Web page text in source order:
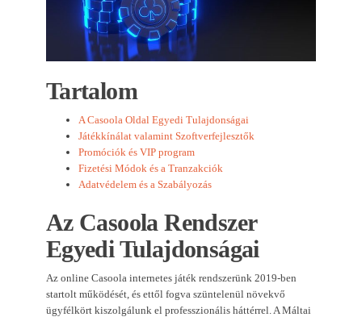
Tartalom
A Casoola Oldal Egyedi Tulajdonságai
Játékkínálat valamint Szoftverfejlesztők
Promóciók és VIP program
Fizetési Módok és a Tranzakciók
Adatvédelem és a Szabályozás
Az Casoola Rendszer
Egyedi Tulajdonságai
Az online Casoola internetes játék rendszerünk 2019-ben
startolt működését, és ettől fogva szüntelenül növekvő
ügyfélkört kiszolgálunk el professzionális háttérrel. A Máltai